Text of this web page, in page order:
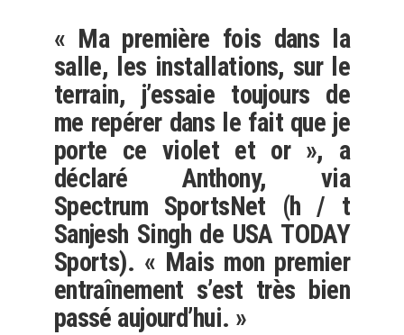
« Ma première fois dans la
salle, les installations, sur le
terrain, j’essaie toujours de
me repérer dans le fait que je
porte ce violet et or », a
déclaré Anthony, via
Spectrum SportsNet (h / t
Sanjesh Singh de USA TODAY
Sports). « Mais mon premier
entraînement s’est très bien
passé aujourd’hui. »